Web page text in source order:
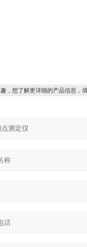
，想了解更详细的产品信息，